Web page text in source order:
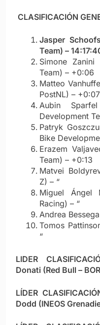
CLASIFICACIÓN
Jasper
Team) –
Simone Zanini
Team) – +0:06
Matteo
PostNL) – +0:07
Aubin
Development
Patryk
Bike
Erazem
Team) – +0:13
Matvei
Z) – “
Miguel Ángel
Racing) – “
Andrea
Tomos
“
LIDER
Donati (Red Bull –
LÍDER
Dodd (INEOS